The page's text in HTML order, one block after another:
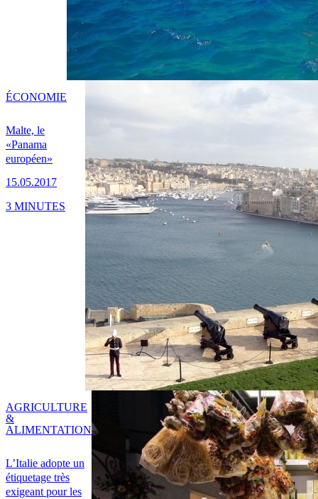
Malte, le
«Panama
européen»
15.05.2017
ÉCONOMIE
3 MINUTES
L’Italie adopte un
étiquetage très
exigeant pour les
AGRICULTURE
&
ALIMENTATION